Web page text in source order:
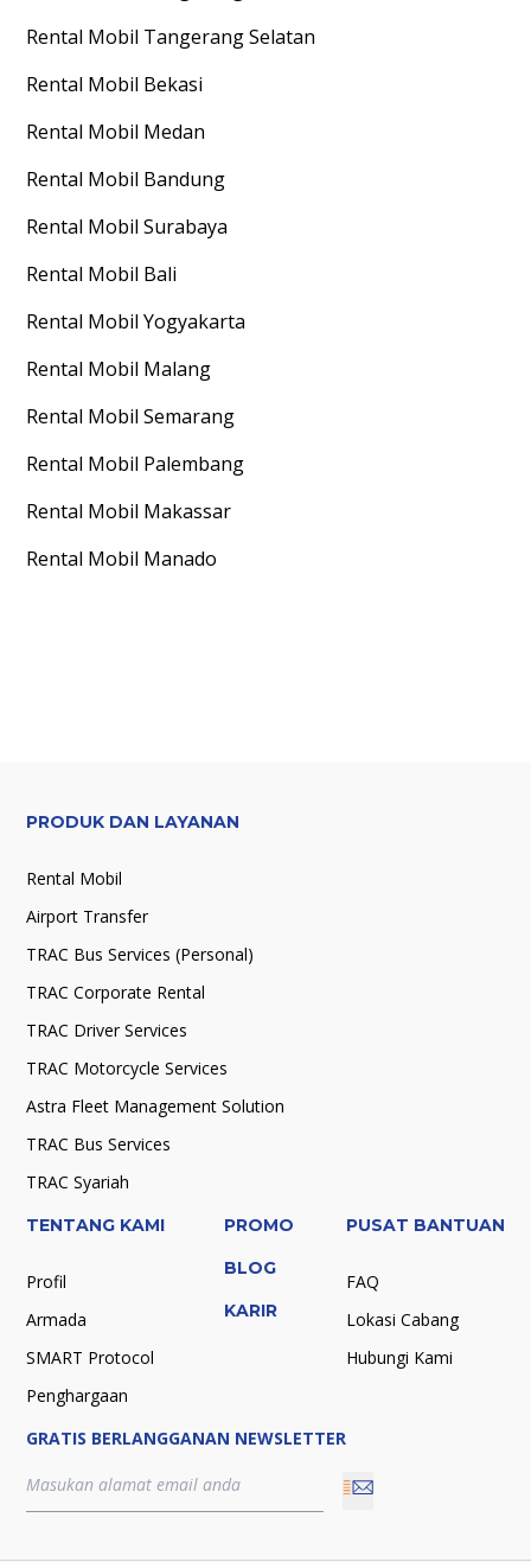
Rental Mobil Tangerang Selatan
Rental Mobil Bekasi
Rental Mobil Medan
Rental Mobil Bandung
Rental Mobil Surabaya
Rental Mobil Bali
Rental Mobil Yogyakarta
Rental Mobil Malang
Rental Mobil Semarang
Rental Mobil Palembang
Rental Mobil Makassar
Rental Mobil Manado
PRODUK DAN LAYANAN
Rental Mobil
Airport Transfer
TRAC Bus Services (Personal)
TRAC Corporate Rental
TRAC Driver Services
TRAC Motorcycle Services
Astra Fleet Management Solution
TRAC Bus Services
TRAC Syariah
TENTANG KAMI
Profil
Armada
SMART Protocol
Penghargaan
PROMO
BLOG
KARIR
PUSAT BANTUAN
FAQ
Lokasi Cabang
Hubungi Kami
GRATIS BERLANGGANAN NEWSLETTER